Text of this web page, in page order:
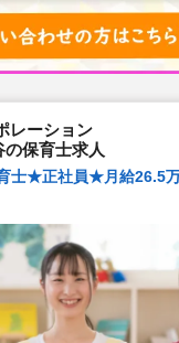
レーション
保育士求人
士★正社員★月給26.5